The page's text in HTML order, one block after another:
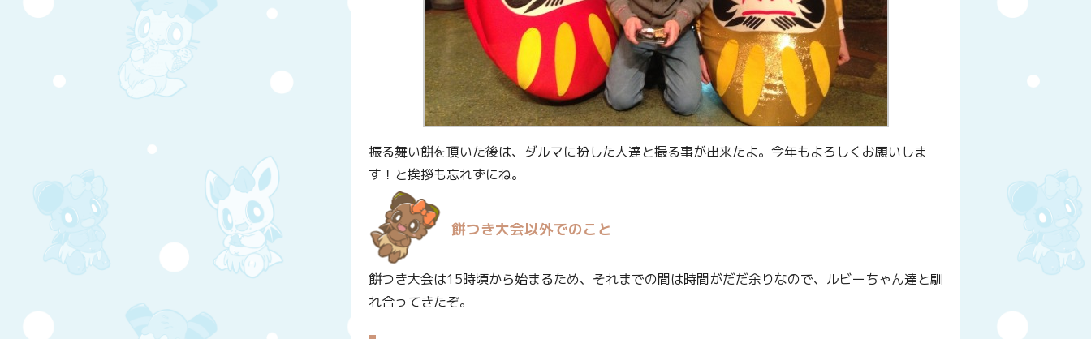
振る舞い餅を頂いた後は、ダルマに扮した人達と撮る事が出来たよ。今年もよろしくお願いしま
す！と挨拶も忘れずにね。
餅つき大会以外でのこと
餅つき大会は15時頃から始まるため、それまでの間は時間がだだ余りなので、ルビーちゃん達と馴
れ合ってきたぞ。